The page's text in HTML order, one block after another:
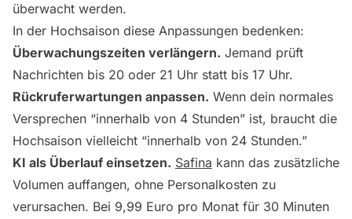
überwacht werden.
In der Hochsaison diese Anpassungen bedenken:
Überwachungszeiten verlängern. Jemand prüft
Nachrichten bis 20 oder 21 Uhr statt bis 17 Uhr.
Rückruferwartungen anpassen. Wenn dein normales
Versprechen “innerhalb von 4 Stunden” ist, braucht die
Hochsaison vielleicht “innerhalb von 24 Stunden.”
KI als Überlauf einsetzen. Safina kann das zusätzliche
Volumen auffangen, ohne Personalkosten zu
verursachen. Bei 9,99 Euro pro Monat für 30 Minuten